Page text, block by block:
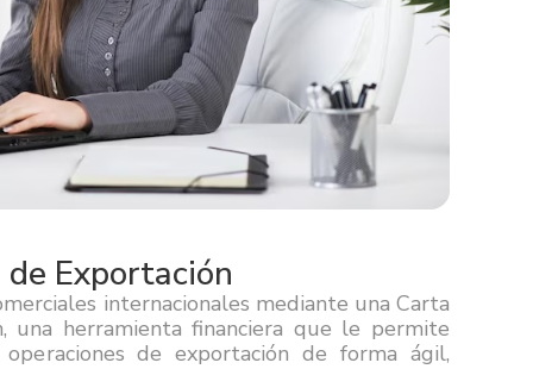
Exportación
internacionales mediante una Carta
una herramienta financiera que le permite
de exportación de forma ágil,